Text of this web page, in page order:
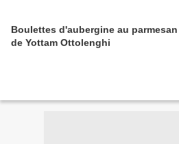
Boulettes d'aubergine au parmesan
de Yottam Ottolenghi